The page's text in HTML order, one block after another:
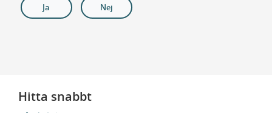
Ja Nej
Hitta snabbt